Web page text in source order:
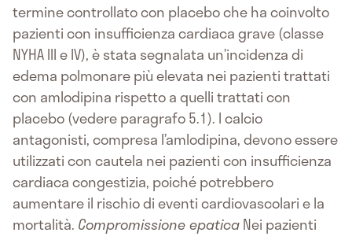
termine controllato con placebo che ha coinvolto
pazienti con insufficienza cardiaca grave (classe
NYHA III e IV), è stata segnalata un’incidenza di
edema polmonare più elevata nei pazienti trattati
con amlodipina rispetto a quelli trattati con
placebo (vedere paragrafo 5.1). I calcio
antagonisti, compresa l’amlodipina, devono essere
utilizzati con cautela nei pazienti con insufficienza
cardiaca congestizia, poiché potrebbero
aumentare il rischio di eventi cardiovascolari e la
mortalità. Compromissione epaticaNei pazienti